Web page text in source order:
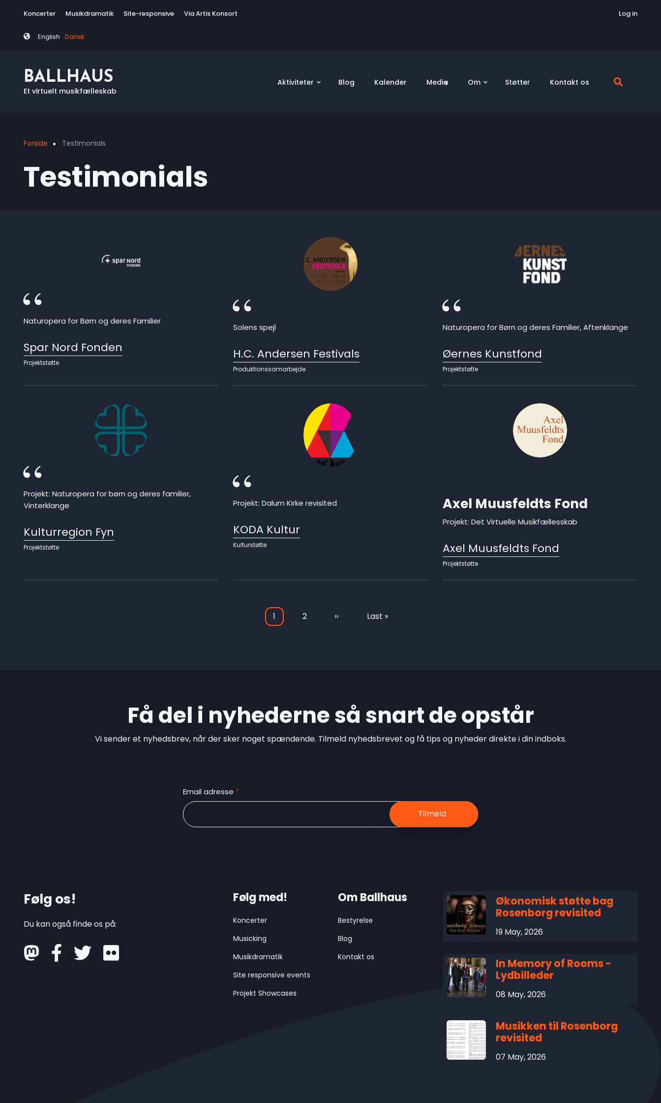
content
Tag
Koncerter Musikdramatik Site-responsive Via Artis Konsort
English Dansk
Log in
BALLHAUS
Et virtuelt musikfælleskab
Aktiviteter Blog Kalender Media Om Støtter Kontakt os
Breadcrumb
Forside Testimonials
Testimonials
Naturopera for Børn og deres Familier
Spar Nord Fonden
Projektstøtte
Solens spejl
H.C. Andersen Festivals
Produktionssamarbejde
Naturopera for Børn og deres Familier, Aftenklange
Øernes Kunstfond
Projektstøtte
Projekt: Naturopera for børn og deres familier,
Vinterklange
Kulturregion Fyn
Projektstøtte
Projekt: Dalum Kirke revisited
KODA Kultur
Kulturstøtte
Axel Muusfeldts Fond
Projekt: Det Virtuelle Musikfællesskab
Axel Muusfeldts Fond
Projektstøtte
Current
1 Page
2
Next
››
Last
Last »
Få del i nyhederne så snart de opstår
Vi sender et nyhedsbrev, når der sker noget spændende. Tilmeld nyhedsbrevet og få tips og nyheder direkte i din indboks.
Email adresse
Følg os!
Du kan også finde os på:
mastodon
Følg med!
Koncerter
Musicking
Musikdramatik
Site responsive events
Projekt Showcases
Om Ballhaus
Bestyrelse
Blog
Kontakt os
Økonomisk støtte bag
Rosenborg revisited
19 May, 2026
In Memory of Rooms -
Lydbilleder
08 May, 2026
Musikken til Rosenborg
revisited
07 May, 2026